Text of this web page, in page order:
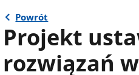
Powrót
Projekt
rozwiązań